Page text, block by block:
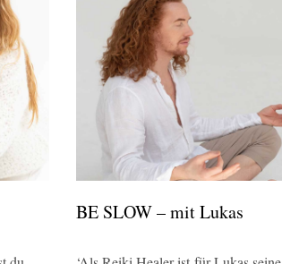
BE SLOW – mit Lukas